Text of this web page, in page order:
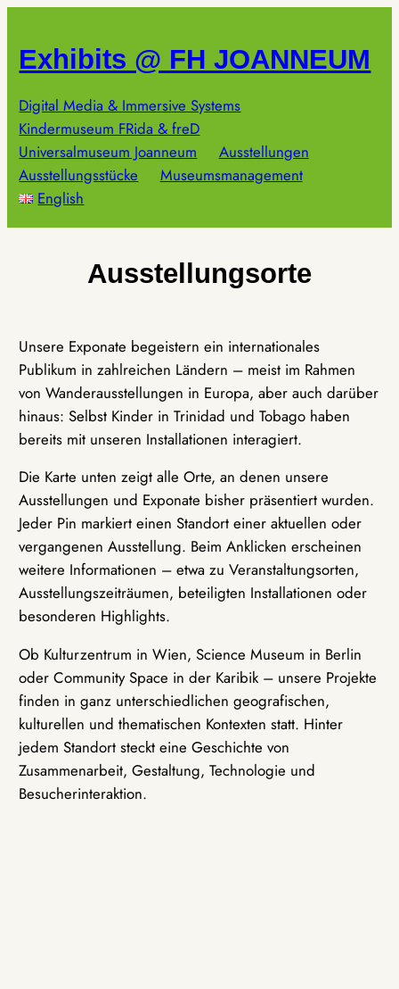
springen
Exhibits @ FH JOANNEUM
Digital Media & Immersive Systems
Kindermuseum FRida & freD
Universalmuseum Joanneum
Ausstellungen
Ausstellungsstücke
Museumsmanagement
English
Ausstellungsorte
Unsere Exponate begeistern ein internationales
Publikum in zahlreichen Ländern – meist im Rahmen
von Wanderausstellungen in Europa, aber auch darüber
hinaus: Selbst Kinder in Trinidad und Tobago haben
bereits mit unseren Installationen interagiert.
Die Karte unten zeigt alle Orte, an denen unsere
Ausstellungen und Exponate bisher präsentiert wurden.
Jeder Pin markiert einen Standort einer aktuellen oder
vergangenen Ausstellung. Beim Anklicken erscheinen
weitere Informationen – etwa zu Veranstaltungsorten,
Ausstellungszeiträumen, beteiligten Installationen oder
besonderen Highlights.
Ob Kulturzentrum in Wien, Science Museum in Berlin
oder Community Space in der Karibik – unsere Projekte
finden in ganz unterschiedlichen geografischen,
kulturellen und thematischen Kontexten statt. Hinter
jedem Standort steckt eine Geschichte von
Zusammenarbeit, Gestaltung, Technologie und
Besucherinteraktion.